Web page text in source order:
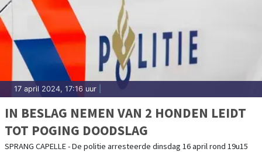
17 april 2024, 17:16 uur
IN BESLAG NEMEN VAN 2 HONDEN LEIDT
TOT POGING DOODSLAG
SPRANG CAPELLE - De politie arresteerde dinsdag 16 april rond 19u15